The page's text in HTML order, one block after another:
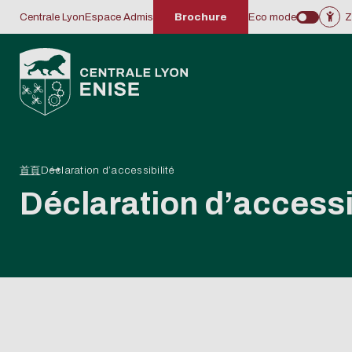
Centrale LyonEspace Admis Brochure Eco mode
Centrale Lyon ENISE
Histoire de l'école
Se former du post BAC
au BAC +8
Cycle préparatoire
Se
de la
La recherche à Centrale
Lyon ENISE
chercheurs
Les
LTDS
L'international à
Centrale Lyon ENISE
Universités partenaires et
ENISE
Non-
Devenir partenaire
privilégié
Découvrir le Campus
des Mutations
Vie et bien être des
étudiants
situation de handicap
Le
首頁Déclaration d’accessibilité
Déclaration